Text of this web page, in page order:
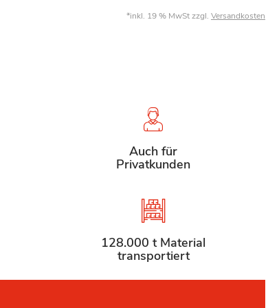
*inkl. 19 % MwSt zzgl. Versandkosten
Auch für
Privatkunden
128.000 t Material
transportiert